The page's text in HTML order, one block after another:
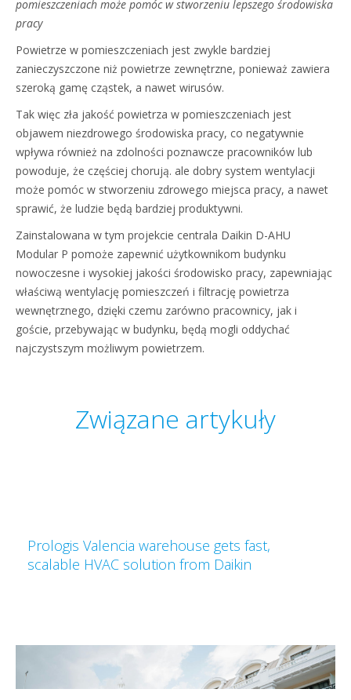
pomieszczeniach może pomóc w stworzeniu lepszego środowiska
pracy
Powietrze w pomieszczeniach jest zwykle bardziej
zanieczyszczone niż powietrze zewnętrzne, ponieważ zawiera
szeroką gamę cząstek, a nawet wirusów.
Tak więc zła jakość powietrza w pomieszczeniach jest
objawem niezdrowego środowiska pracy, co negatywnie
wpływa również na zdolności poznawcze pracowników lub
powoduje, że częściej chorują. ale dobry system wentylacji
może pomóc w stworzeniu zdrowego miejsca pracy, a nawet
sprawić, że ludzie będą bardziej produktywni.
Zainstalowana w tym projekcie centrala Daikin D-AHU
Modular P pomoże zapewnić użytkownikom budynku
nowoczesne i wysokiej jakości środowisko pracy, zapewniając
właściwą wentylację pomieszczeń i filtrację powietrza
wewnętrznego, dzięki czemu zarówno pracownicy, jak i
goście, przebywając w budynku, będą mogli oddychać
najczystszym możliwym powietrzem.
Związane artykuły
Prologis Valencia warehouse gets fast,
scalable HVAC solution from Daikin